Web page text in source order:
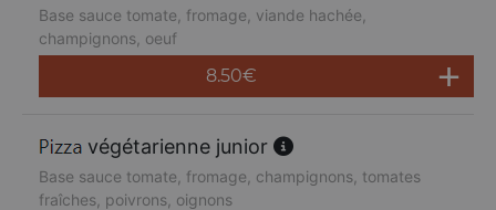
Base sauce tomate, fromage, viande hachée,
champignons, oeuf
8.50€
végétarienne junior
Base sauce tomate, fromage, champignons, tomates
fraîches, poivrons, oignons